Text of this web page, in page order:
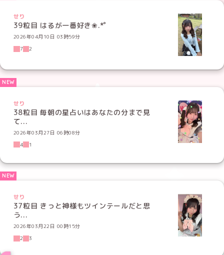
せり
39粒目 はるが一番好き❀.*ﾟ
2026年04月10日 03時59分
7
2
せり
38粒目 毎朝の星占いはあなたの分まで見
て...
2026年03月27日 06時08分
4
1
せり
37粒目 きっと神様もツインテールだと思
う...
2026年03月22日 00時15分
2
3